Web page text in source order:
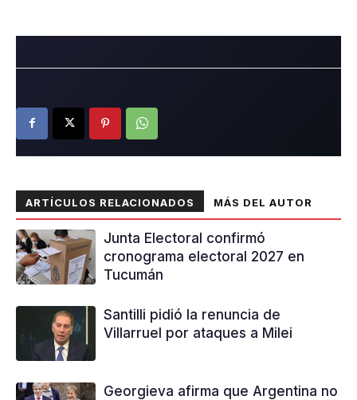
ARTÍCULOS RELACIONADOS MÁS DEL AUTOR
Junta Electoral confirmó
cronograma electoral 2027 en
Tucumán
Santilli pidió la renuncia de
Villarruel por ataques a Milei
Georgieva afirma que Argentina no